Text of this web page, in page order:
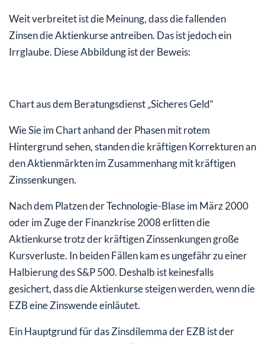
Weit verbreitet ist die Meinung, dass die fallenden
Zinsen die Aktienkurse antreiben. Das ist jedoch ein
Irrglaube. Diese Abbildung ist der Beweis:
Chart aus dem Beratungsdienst „Sicheres Geld“
Wie Sie im Chart anhand der Phasen mit rotem
Hintergrund sehen, standen die kräftigen Korrekturen an
den Aktienmärkten im Zusammenhang mit kräftigen
Zinssenkungen.
Nach dem Platzen der Technologie-Blase im März 2000
oder im Zuge der Finanzkrise 2008 erlitten die
Aktienkurse trotz der kräftigen Zinssenkungen große
Kursverluste. In beiden Fällen kam es ungefähr zu einer
Halbierung des S&P 500. Deshalb ist keinesfalls
gesichert, dass die Aktienkurse steigen werden, wenn die
EZB eine Zinswende einläutet.
Ein Hauptgrund für das Zinsdilemma der EZB ist der